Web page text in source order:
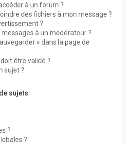
à un forum ?
des fichiers à mon message ?
?
à un modérateur ?
» dans la page de
être validé ?
sujet ?
sujets
?
?